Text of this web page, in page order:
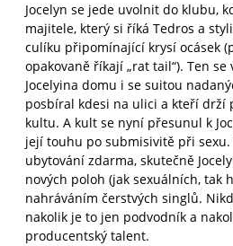
Jocelyn se jede uvolnit do klubu,
majitele, který si říká Tedros a
culíku připomínající krysí ocásek
opakovaně říkají „rat tail“). Ten
Jocelyina domu i se suitou
posbíral kdesi na ulici a kteří drží
kultu. A kult se nyní přesunul k
její touhu po submisivitě při sexu.
ubytování zdarma, skutečně
nových poloh (jak sexuálních, tak
nahráváním čerstvých singlů.
nakolik je to jen podvodník a
producentský talent.